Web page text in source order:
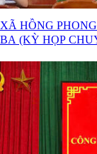
XÃ HỒNG
BA (KỲ HỌP